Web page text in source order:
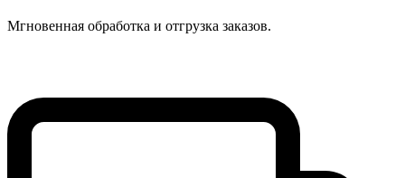
Мгновенная обработка и отгрузка заказов.